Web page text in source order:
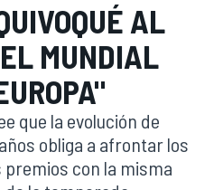
AL
MUNDIAL
que la evolución de
obliga a afrontar los
con la misma